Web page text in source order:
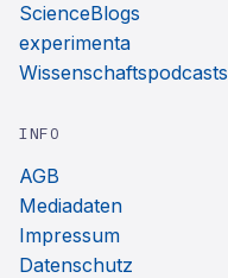
ScienceBlogs
experimenta
Wissenschaftspodcasts
INFO
AGB
Mediadaten
Impressum
Datenschutz